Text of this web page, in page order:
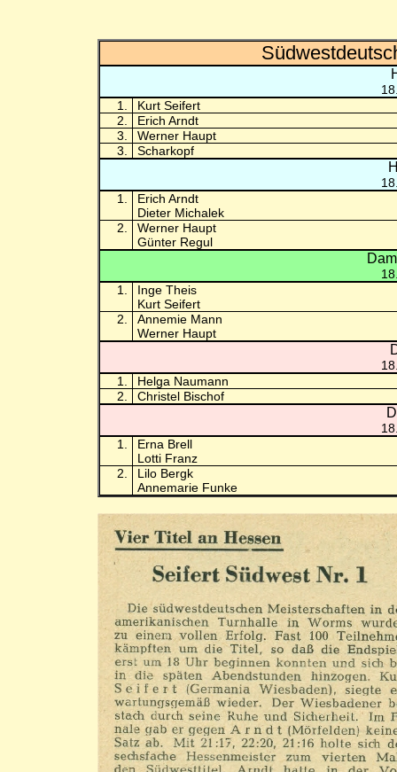
1.
Kurt Seifert
2.
Erich Arndt
3.
Werner Haupt
3.
Scharkopf
1.
Erich Arndt
Dieter Michalek
2.
Werner Haupt
Günter Regul
1.
Inge Theis
Kurt Seifert
2.
Annemie Mann
Werner Haupt
1.
Helga Naumann
2.
Christel Bischof
1.
Erna Brell
Lotti Franz
2.
Lilo Bergk
Annemarie Funke